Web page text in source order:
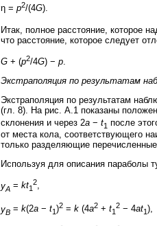
η = p2/(4G).
Итак, полное расстояние, которое
что расстояние, которое следует
G + (p2/4G) − p.
Экстраполяция по результатам
Экстраполяция по результатам
(гл. 8). На рис. А.1 показаны
склонения и через 2a − t1 после
от места кола, соответствующего
только разделяющие
Используя для описания параболы
yA = kt1
2,
yB = k(2a − t1 )2 = k (4a2 + t1
2 − 4at1 ),